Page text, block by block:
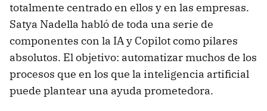
totalmente centrado en ellos y en las empresas.
Satya Nadella habló de toda una serie de
componentes con la IA y Copilot como pilares
absolutos. El objetivo: automatizar muchos de los
procesos que en los que la inteligencia artificial
puede plantear una ayuda prometedora.